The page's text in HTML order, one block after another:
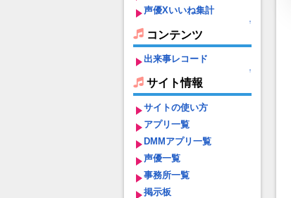
声優Xいいね集計
↑
コンテンツ
出来事レコード
↑
サイト情報
サイトの使い方
アプリ一覧
DMMアプリ一覧
声優一覧
事務所一覧
掲示板